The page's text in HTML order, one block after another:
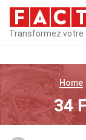
Transformez votre
Home
34